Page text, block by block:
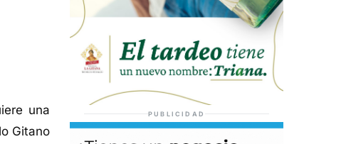
una
Gitano
PUBLICIDAD